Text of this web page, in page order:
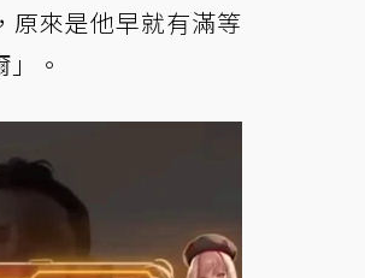
原來是他早就有滿等
。